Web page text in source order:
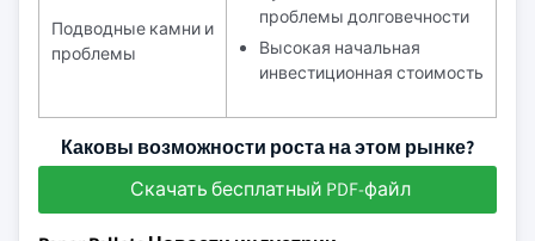
Подводные камни и
проблемы
проблемы долговечности
Высокая начальная
инвестиционная стоимость
Каковы возможности роста на этом рынке?
Скачать бесплатный PDF-файл